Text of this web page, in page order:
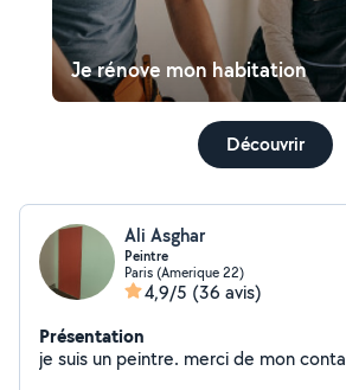
Je rénove mon habitation
Découvrir
Ali Asghar
Peintre
Paris (Amerique 22)
4,9/5 (36 avis)
Présentation
je suis un peintre. merci de mon